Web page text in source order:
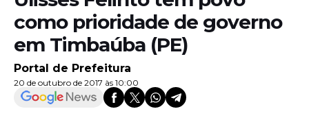
como prioridade de governo
em Timbaúba (PE)
Portal de Prefeitura
20 de outubro de 2017 às 10:00